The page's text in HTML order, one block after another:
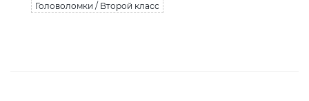
Головоломки / Второй класс